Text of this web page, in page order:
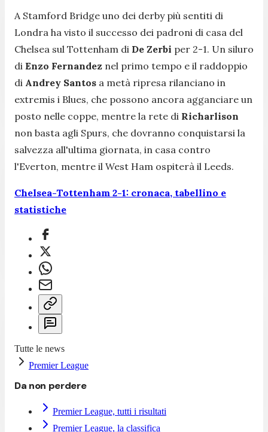
A Stamford Bridge uno dei derby più sentiti di
Londra ha visto il successo dei padroni di casa del
Chelsea sul Tottenham di De Zerbi per 2-1. Un siluro
di Enzo Fernandez nel primo tempo e il raddoppio
di Andrey Santos a metà ripresa rilanciano in
extremis i Blues, che possono ancora agganciare un
posto nelle coppe, mentre la rete di Richarlison
non basta agli Spurs, che dovranno conquistarsi la
salvezza all'ultima giornata, in casa contro
l'Everton, mentre il West Ham ospiterà il Leeds.
Chelsea-Tottenham 2-1: cronaca, tabellino e
statistiche
Tutte le news
Premier League
Da non perdere
Premier League, tutti i risultati
Premier League, la classifica